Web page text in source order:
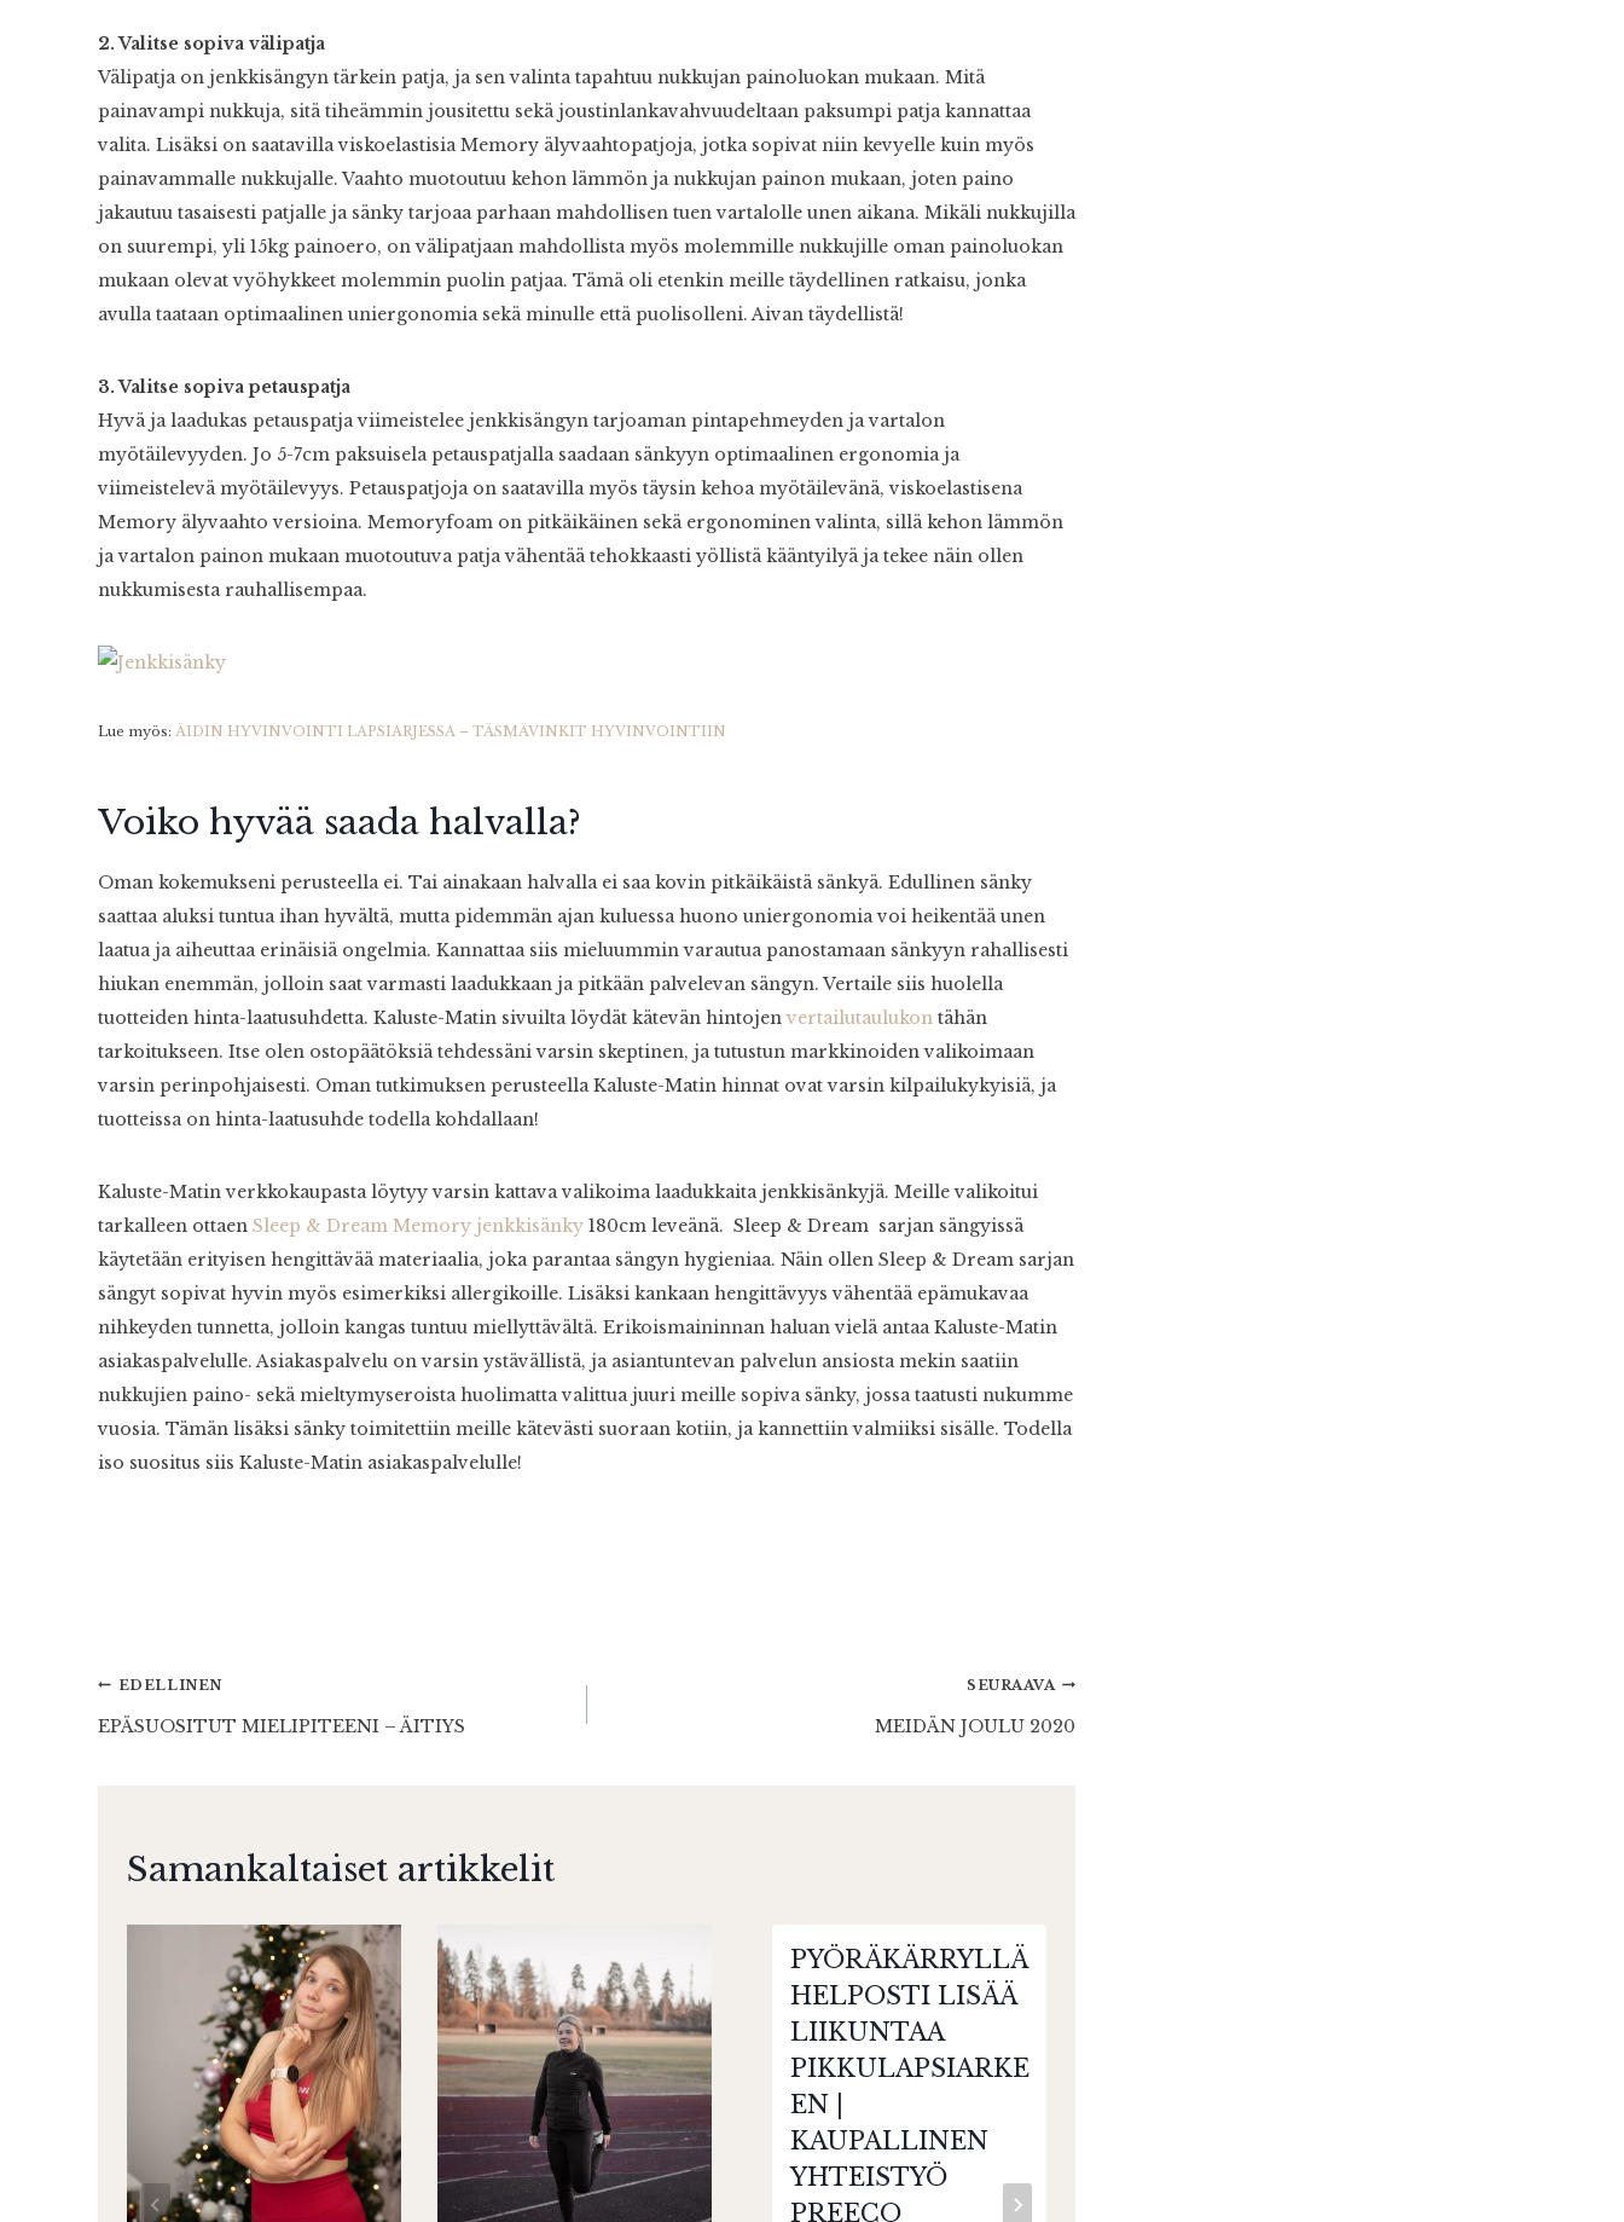
2. Valitse sopiva välipatja
Välipatja on jenkkisängyn tärkein patja, ja sen valinta tapahtuu nukkujan painoluokan mukaan. Mitä
painavampi nukkuja, sitä tiheämmin jousitettu sekä joustinlankavahvuudeltaan paksumpi patja kannattaa
valita. Lisäksi on saatavilla viskoelastisia Memory älyvaahtopatjoja, jotka sopivat niin kevyelle kuin myös
painavammalle nukkujalle. Vaahto muotoutuu kehon lämmön ja nukkujan painon mukaan, joten paino
jakautuu tasaisesti patjalle ja sänky tarjoaa parhaan mahdollisen tuen vartalolle unen aikana. Mikäli nukkujilla
on suurempi, yli 15kg painoero, on välipatjaan mahdollista myös molemmille nukkujille oman painoluokan
mukaan olevat vyöhykkeet molemmin puolin patjaa. Tämä oli etenkin meille täydellinen ratkaisu, jonka
avulla taataan optimaalinen uniergonomia sekä minulle että puolisolleni. Aivan täydellistä!
3. Valitse sopiva petauspatja
Hyvä ja laadukas petauspatja viimeistelee jenkkisängyn tarjoaman pintapehmeyden ja vartalon
myötäilevyyden. Jo 5-7cm paksuisela petauspatjalla saadaan sänkyyn optimaalinen ergonomia ja
viimeistelevä myötäilevyys. Petauspatjoja on saatavilla myös täysin kehoa myötäilevänä, viskoelastisena
Memory älyvaahto versioina. Memoryfoam on pitkäikäinen sekä ergonominen valinta, sillä kehon lämmön
ja vartalon painon mukaan muotoutuva patja vähentää tehokkaasti yöllistä kääntyilyä ja tekee näin ollen
nukkumisesta rauhallisempaa.
Lue myös: ÄIDIN HYVINVOINTI LAPSIARJESSA – TÄSMÄVINKIT HYVINVOINTIIN
Voiko hyvää saada halvalla?
Oman kokemukseni perusteella ei. Tai ainakaan halvalla ei saa kovin pitkäikäistä sänkyä. Edullinen sänky
saattaa aluksi tuntua ihan hyvältä, mutta pidemmän ajan kuluessa huono uniergonomia voi heikentää unen
laatua ja aiheuttaa erinäisiä ongelmia. Kannattaa siis mieluummin varautua panostamaan sänkyyn rahallisesti
hiukan enemmän, jolloin saat varmasti laadukkaan ja pitkään palvelevan sängyn. Vertaile siis huolella
tuotteiden hinta-laatusuhdetta. Kaluste-Matin sivuilta löydät kätevän hintojenvertailutaulukon tähän
tarkoitukseen. Itse olen ostopäätöksiä tehdessäni varsin skeptinen, ja tutustun markkinoiden valikoimaan
varsin perinpohjaisesti. Oman tutkimuksen perusteella Kaluste-Matin hinnat ovat varsin kilpailukykyisiä, ja
tuotteissa on hinta-laatusuhde todella kohdallaan!
Kaluste-Matin verkkokaupasta löytyy varsin kattava valikoima laadukkaita jenkkisänkyjä. Meille valikoitui
tarkalleen ottaen Sleep & Dream Memory jenkkisänky 180cm leveänä. Sleep & Dream sarjan sängyissä
käytetään erityisen hengittävää materiaalia, joka parantaa sängyn hygieniaa. Näin ollen Sleep & Dream sarjan
sängyt sopivat hyvin myös esimerkiksi allergikoille. Lisäksi kankaan hengittävyys vähentää epämukavaa
nihkeyden tunnetta, jolloin kangas tuntuu miellyttävältä. Erikoismaininnan haluan vielä antaa Kaluste-Matin
asiakaspalvelulle. Asiakaspalvelu on varsin ystävällistä, ja asiantuntevan palvelun ansiosta mekin saatiin
nukkujien paino- sekä mieltymyseroista huolimatta valittua juuri meille sopiva sänky, jossa taatusti nukumme
vuosia. Tämän lisäksi sänky toimitettiin meille kätevästi suoraan kotiin, ja kannettiin valmiiksi sisälle. Todella
iso suositus siis Kaluste-Matin asiakaspalvelulle!
Artikkelien
selaus
EDELLINEN
EPÄSUOSITUT MIELIPITEENI – ÄITIYS
SEURAAVA
MEIDÄN JOULU 2020
Samankaltaiset artikkelit
PYÖRÄKÄRRYLLÄ
HELPOSTI LISÄÄ
LIIKUNTAA
PIKKULAPSIARKE
EN |
KAUPALLINEN
YHTEISTYÖ
PREECO